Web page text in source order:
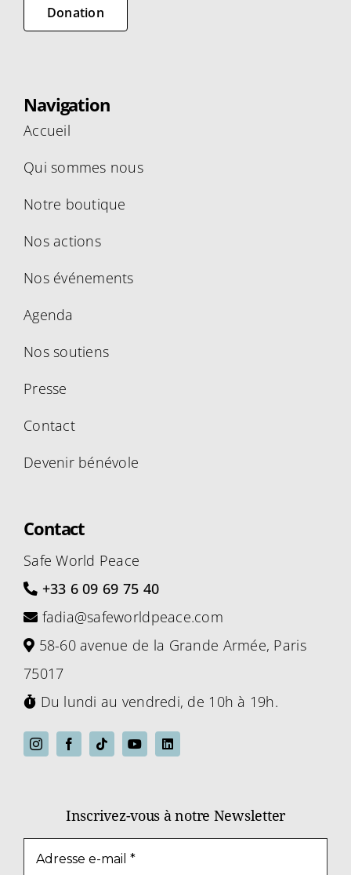
Donation
Navigation
Accueil
Qui sommes nous
Notre boutique
Nos actions
Nos événements
Agenda
Nos soutiens
Presse
Contact
Devenir bénévole
Contact
Safe World Peace
+33 6 09 69 75 40
fadia@safeworldpeace.com
58-60 avenue de la Grande Armée, Paris
75017
Du lundi au vendredi, de 10h à 19h.
Inscrivez-vous à notre Newsletter